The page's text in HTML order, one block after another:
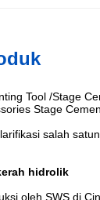
Tool /Stage
Stage
salah
hidrolik
oleh SWS di